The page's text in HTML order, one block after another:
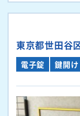
東京都世田
電子錠 鍵開け